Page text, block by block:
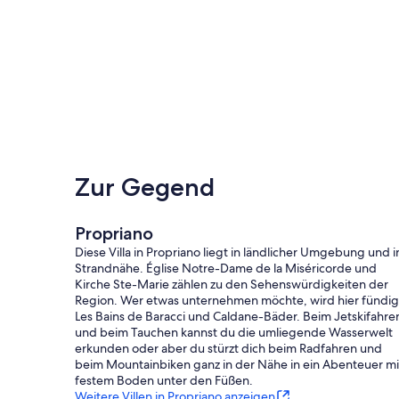
Zur Gegend
Propriano
Diese Villa in Propriano liegt in ländlicher Umgebung und
Strandnähe. Église Notre-Dame de la Miséricorde und
Kirche Ste-Marie zählen zu den Sehenswürdigkeiten der
Region. Wer etwas unternehmen möchte, wird hier
Les Bains de Baracci und Caldane-Bäder. Beim
und beim Tauchen kannst du die umliegende Wasserwelt
erkunden oder aber du stürzt dich beim Radfahren und
beim Mountainbiken ganz in der Nähe in ein Abenteuer
festem Boden unter den Füßen.